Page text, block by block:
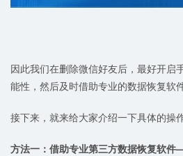
因此我们在删除微信好友后，最好开启
能性，然后及时借助专业的数据恢复软
接下来，就来给大家介绍一下具体的操
方法一：借助专业第三方数据恢复软